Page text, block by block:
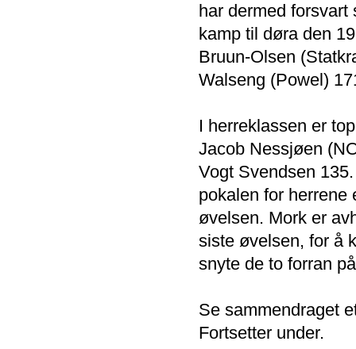
har dermed
kamp til døra den
Bruun-Olsen
Walseng (Powel)
I herreklassen er
Jacob Nessjøen
Vogt Svendsen
pokalen for herrene
øvelsen. Mork er
siste øvelsen, for å
snyte de to forran
Se sammendraget
Fortsetter under.